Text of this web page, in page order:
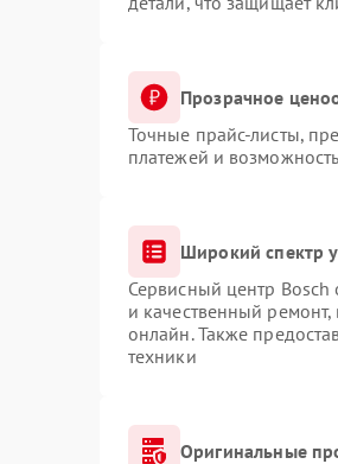
Прозрачное
Точные прайс-листы,
платежей и
Широкий спектр
Сервисный центр Bosch
и качественный
онлайн. Также
техники
Оригинальные